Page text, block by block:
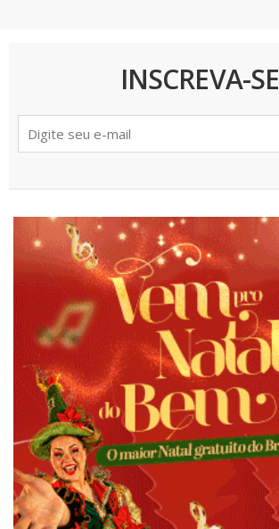
INSCREVA-SE